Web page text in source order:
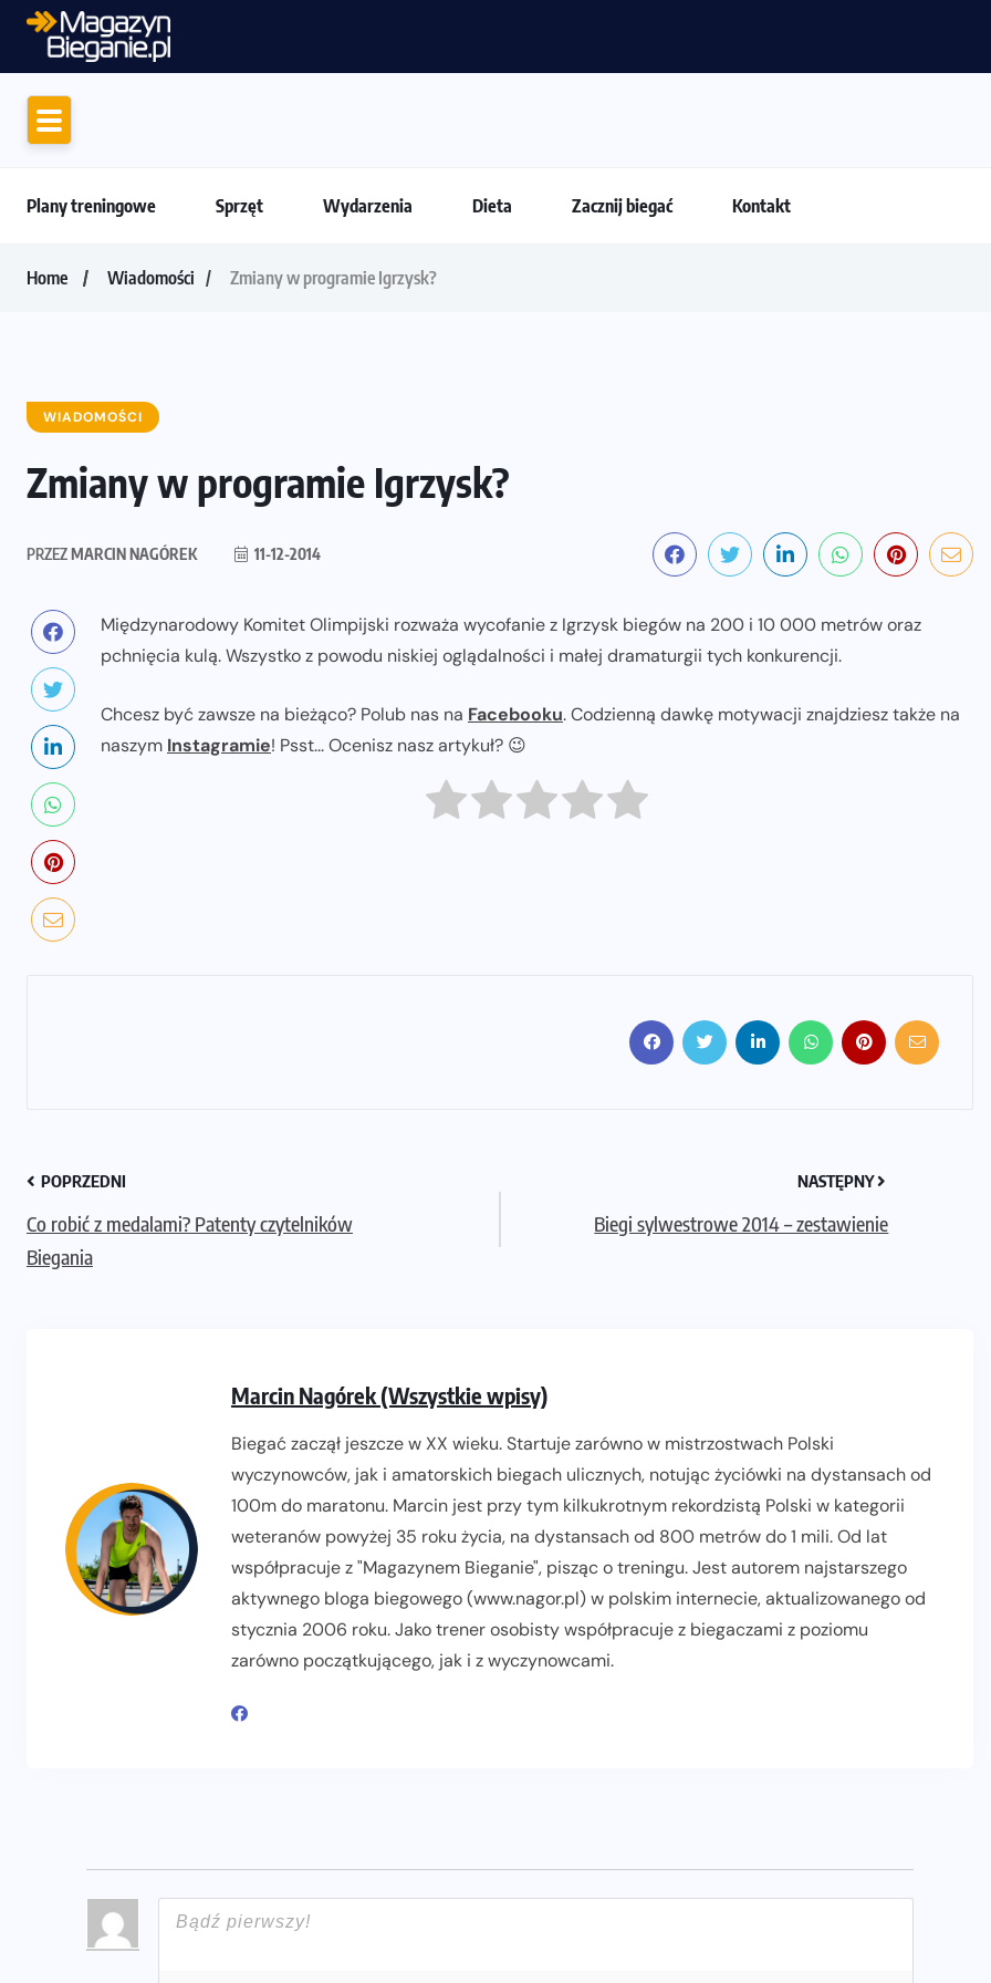
Plany treningowe Sprzęt Wydarzenia Dieta Zacznij biegać Kontakt
Home Wiadomości Zmiany w programie Igrzysk?
WIADOMOŚCI
Zmiany w programie Igrzysk?
PRZEZMARCIN NAGÓREK 11-12-2014
Międzynarodowy Komitet Olimpijski rozważa wycofanie z Igrzysk biegów na 200 i 10 000 metrów oraz
pchnięcia kulą. Wszystko z powodu niskiej oglądalności i małej dramaturgii tych konkurencji.
Chcesz być zawsze na bieżąco? Polub nas na Facebooku. Codzienną dawkę motywacji znajdziesz także na
naszym Instagramie! Psst... Ocenisz nasz artykuł? 😉
POPRZEDNI
Co robić z medalami? Patenty czytelników
Biegania
NASTĘPNY
Biegi sylwestrowe 2014 – zestawienie
Marcin Nagórek (Wszystkie wpisy)
Biegać zaczął jeszcze w XX wieku. Startuje zarówno w mistrzostwach Polski
wyczynowców, jak i amatorskich biegach ulicznych, notując życiówki na dystansach od
100m do maratonu. Marcin jest przy tym kilkukrotnym rekordzistą Polski w kategorii
weteranów powyżej 35 roku życia, na dystansach od 800 metrów do 1 mili. Od lat
współpracuje z "Magazynem Bieganie", pisząc o treningu. Jest autorem najstarszego
aktywnego bloga biegowego (www.nagor.pl) w polskim internecie, aktualizowanego od
stycznia 2006 roku. Jako trener osobisty współpracuje z biegaczami z poziomu
zarówno początkującego, jak i z wyczynowcami.
AKTUALNOŚCI INFORMACJE PRASOWE